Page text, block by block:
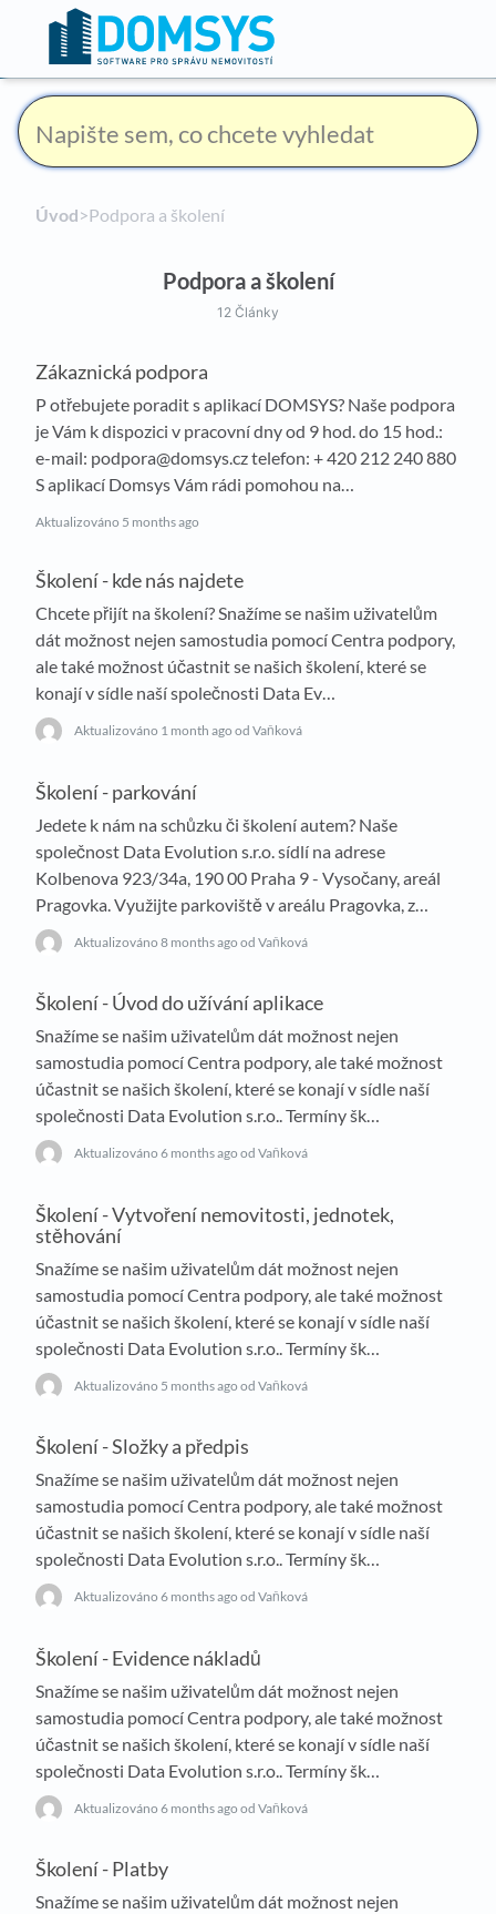
Úvod​>​ Podpora a školení
Podpora a školení
12 Články
Zákaznická podpora
P otřebujete poradit s aplikací DOMSYS? Naše podpora
je Vám k dispozici v pracovní dny od 9 hod. do 15 hod.:
e-mail: podpora@domsys.cz telefon: + 420 212 240 880
S aplikací Domsys Vám rádi pomohou na…
Aktualizováno 5 months ago
Školení - kde nás najdete
Chcete přijít na školení? Snažíme se našim uživatelům
dát možnost nejen samostudia pomocí Centra podpory,
ale také možnost účastnit se našich školení, které se
konají v sídle naší společnosti Data Ev…
Aktualizováno 1 month ago od Vaňková
Školení - parkování
Jedete k nám na schůzku či školení autem? Naše
společnost Data Evolution s.r.o. sídlí na adrese
Kolbenova 923/34a, 190 00 Praha 9 - Vysočany, areál
Pragovka. Využijte parkoviště v areálu Pragovka, z…
Aktualizováno 8 months ago od Vaňková
Školení - Úvod do užívání aplikace
Snažíme se našim uživatelům dát možnost nejen
samostudia pomocí Centra podpory, ale také možnost
účastnit se našich školení, které se konají v sídle naší
společnosti Data Evolution s.r.o.. Termíny šk…
Aktualizováno 6 months ago od Vaňková
Školení - Vytvoření nemovitosti, jednotek,
stěhování
Snažíme se našim uživatelům dát možnost nejen
samostudia pomocí Centra podpory, ale také možnost
účastnit se našich školení, které se konají v sídle naší
společnosti Data Evolution s.r.o.. Termíny šk…
Aktualizováno 5 months ago od Vaňková
Školení - Složky a předpis
Snažíme se našim uživatelům dát možnost nejen
samostudia pomocí Centra podpory, ale také možnost
účastnit se našich školení, které se konají v sídle naší
společnosti Data Evolution s.r.o.. Termíny šk…
Aktualizováno 6 months ago od Vaňková
Školení - Evidence nákladů
Snažíme se našim uživatelům dát možnost nejen
samostudia pomocí Centra podpory, ale také možnost
účastnit se našich školení, které se konají v sídle naší
společnosti Data Evolution s.r.o.. Termíny šk…
Aktualizováno 6 months ago od Vaňková
Školení - Platby
Snažíme se našim uživatelům dát možnost nejen